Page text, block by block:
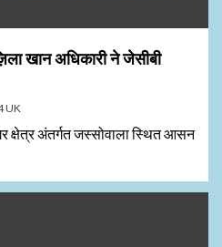
खान अधिकारी ने जेसीबी
UK
क्षेत्र अंतर्गत जस्सोवाला स्थित आसन